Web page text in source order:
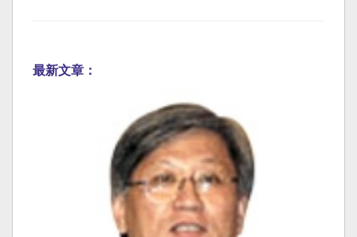
最新文章：